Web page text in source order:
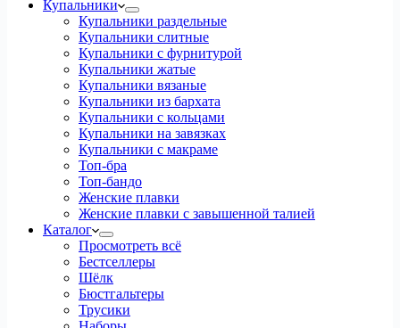
Купальники
Купальники раздельные
Купальники слитные
Купальники с фурнитурой
Купальники жатые
Купальники вязаные
Купальники из бархата
Купальники с кольцами
Купальники на завязках
Купальники с макраме
Топ-бра
Топ-бандо
Женские плавки
Женские плавки с завышенной талией
Каталог
Просмотреть всё
Бестселлеры
Шёлк
Бюстгальтеры
Трусики